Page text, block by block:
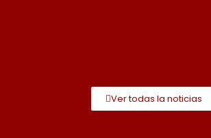
Ver todas la noticias